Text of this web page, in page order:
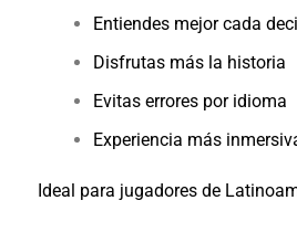
Entiendes mejor cada
Disfrutas más la historia
Evitas errores por idioma
Experiencia más
Ideal para jugadores de